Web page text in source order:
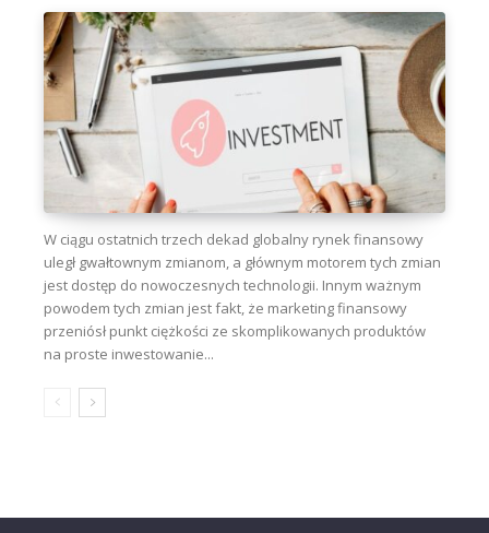
W ciągu ostatnich trzech dekad globalny rynek finansowy
uległ gwałtownym zmianom, a głównym motorem tych zmian
jest dostęp do nowoczesnych technologii. Innym ważnym
powodem tych zmian jest fakt, że marketing finansowy
przeniósł punkt ciężkości ze skomplikowanych produktów
na proste inwestowanie...